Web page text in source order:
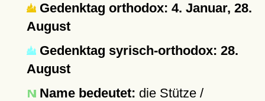
Gedenktag orthodox: 4. Januar, 28.
August
Gedenktag syrisch-orthodox: 28.
August
Name bedeutet: die Stütze /